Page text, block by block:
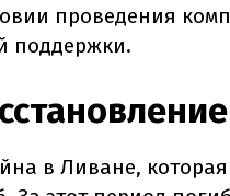
проведения
поддержки.
в Ливане, которая